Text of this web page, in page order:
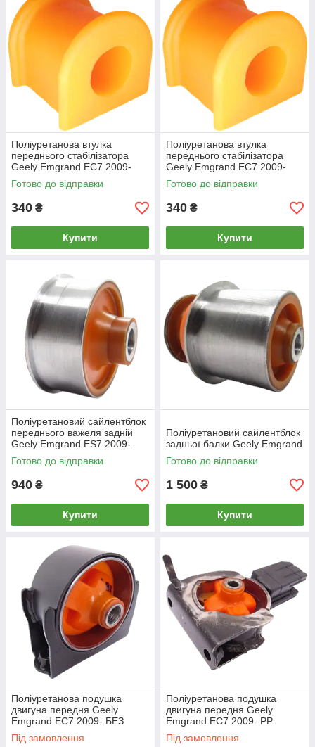
Поліуретанова втулка
переднього стабілізатора
Geely Emgrand EC7 2009-
2018 1.8L
Готово до відправки
340 ₴
Купити
Поліуретанова втулка
переднього стабілізатора
Geely Emgrand EC7 2009-
2018 1.5L
Готово до відправки
340 ₴
Купити
Поліуретановий сайлентблок
переднього важеля задній
Geely Emgrand ES7 2009-
Готово до відправки
940 ₴
Купити
Поліуретановий сайлентблок
задньої балки Geely Emgrand
Готово до відправки
1 500 ₴
Купити
Поліуретанова подушка
двигуна передня Geely
Emgrand EC7 2009- БЕЗ
ВІДБІЙНИКА
Під замовлення
Поліуретанова подушка
двигуна передня Geely
Emgrand EC7 2009- PP-
0618ab
Під замовлення